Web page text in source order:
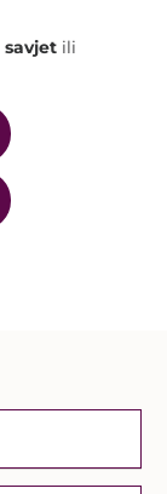
savjet ili